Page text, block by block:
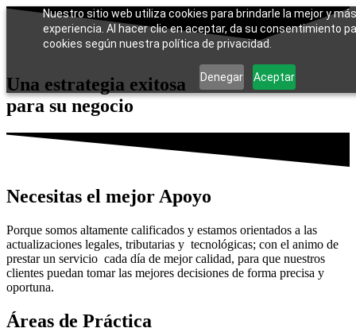
Nuestro sitio web utiliza cookies para brindarle la mejor y
experiencia. Al hacer clic en aceptar, da su consentimiento
cookies según nuestra política de privacidad.
Denegar Aceptar
Una estrategia exitosa
para su negocio
Necesitas el mejor Apoyo
Porque somos altamente calificados y estamos orientados a las
actualizaciones legales, tributarias y tecnológicas; con el animo de
prestar un servicio cada día de mejor calidad, para que nuestros
clientes puedan tomar las mejores decisiones de forma precisa y
oportuna.
Áreas de Práctica